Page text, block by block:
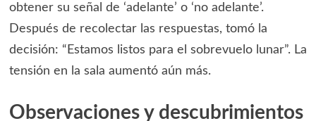
obtener su señal de ‘adelante’ o ‘no adelante’.
Después de recolectar las respuestas, tomó la
decisión: “Estamos listos para el sobrevuelo lunar”. La
tensión en la sala aumentó aún más.
Observaciones y descubrimientos